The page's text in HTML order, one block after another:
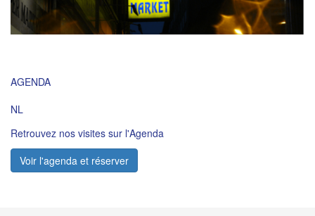
AGENDA
NL
Retrouvez nos visites sur l'Agenda
Voir l'agenda et réserver